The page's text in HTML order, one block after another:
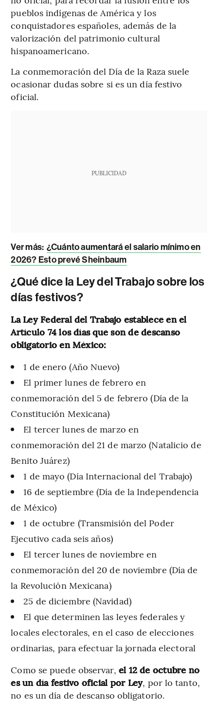
pueblos indígenas de América y los
conquistadores españoles, además de la
valorización del patrimonio cultural
hispanoamericano.
La conmemoración del Día de la Raza suele
ocasionar dudas sobre si es un día festivo
oficial.
PUBLICIDAD
Ver más: ¿Cuánto aumentará el salario mínimo en
2026? Esto prevé Sheinbaum
¿Qué dice la Ley del Trabajo sobre los
días festivos?
La Ley Federal del Trabajo establece en el
Artículo 74 los días que son de descanso
obligatorio en México:
1 de enero (Año Nuevo)
El primer lunes de febrero en
conmemoración del 5 de febrero (Día de la
Constitución Mexicana)
El tercer lunes de marzo en
conmemoración del 21 de marzo (Natalicio de
Benito Juárez)
1 de mayo (Día Internacional del Trabajo)
16 de septiembre (Día de la Independencia
de México)
1 de octubre (Transmisión del Poder
Ejecutivo cada seis años)
El tercer lunes de noviembre en
conmemoración del 20 de noviembre (Día de
la Revolución Mexicana)
25 de diciembre (Navidad)
El que determinen las leyes federales y
locales electorales, en el caso de elecciones
ordinarias, para efectuar la jornada electoral
Como se puede observar, el 12 de octubre no
es un día festivo oficial por Ley, por lo tanto,
no es un día de descanso obligatorio.